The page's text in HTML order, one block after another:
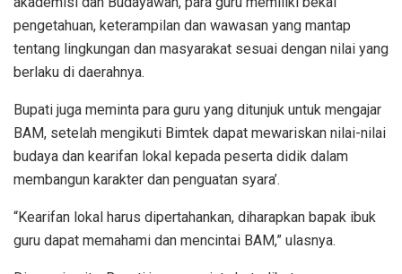
pengetahuan, keterampilan dan wawasan yang mantap
tentang lingkungan dan masyarakat sesuai dengan nilai yang
berlaku di daerahnya.
Bupati juga meminta para guru yang ditunjuk untuk mengajar
BAM, setelah mengikuti Bimtek dapat mewariskan nilai-nilai
budaya dan kearifan lokal kepada peserta didik dalam
membangun karakter dan penguatan syara’.
“Kearifan lokal harus dipertahankan, diharapkan bapak ibuk
guru dapat memahami dan mencintai BAM,” ulasnya.